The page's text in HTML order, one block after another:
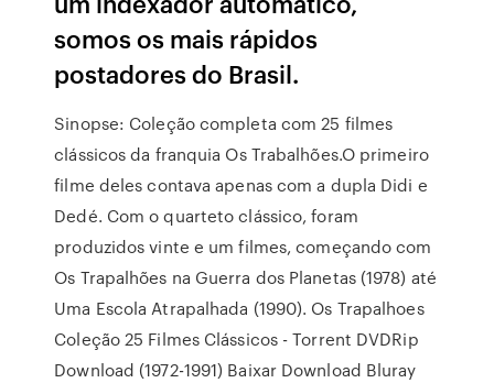
somos os mais rápidos
postadores do Brasil.
Sinopse: Coleção completa com 25 filmes
clássicos da franquia Os Trabalhões.O primeiro
filme deles contava apenas com a dupla Didi e
Dedé. Com o quarteto clássico, foram
produzidos vinte e um filmes, começando com
Os Trapalhões na Guerra dos Planetas (1978) até
Uma Escola Atrapalhada (1990). Os Trapalhoes
Coleção 25 Filmes Clássicos - Torrent DVDRip
Download (1972-1991) Baixar Download Bluray